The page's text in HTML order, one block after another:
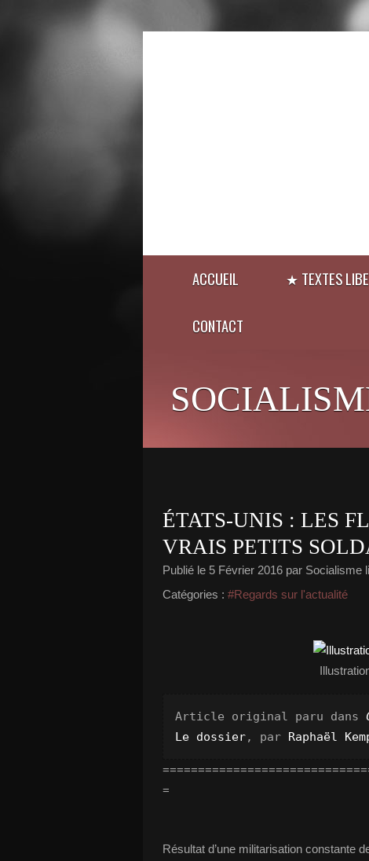
ACCUEIL ★ TEXTES
CONTACT
ÉTATS-UNIS : LES
VRAIS PETITS
Publié le 5 Février 2016 par Socialisme
Catégories : #Regards sur l'actualité
Article original paru dans
Le dossier, par Raphaël
=
Résultat d’une militarisation constante